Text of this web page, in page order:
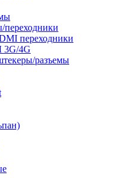
переходники
переходники
4G
разъемы